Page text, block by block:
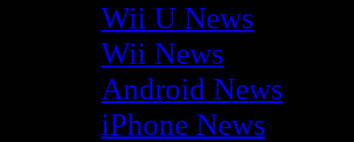
Wii U News
Wii News
Android News
iPhone News